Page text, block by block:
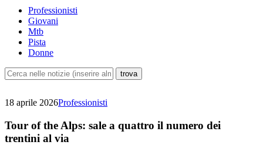
Professionisti
Giovani
Mtb
Pista
Donne
18 aprile 2026Professionisti
Tour of the Alps: sale a quattro il numero dei
trentini al via